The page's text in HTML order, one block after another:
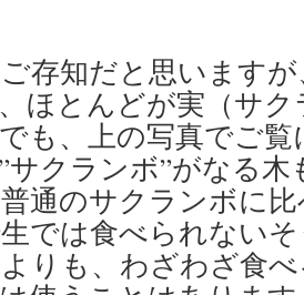
存知だと思います
ほとんどが実（サ
も、上の写真でご
サクランボ”がなる
通のサクランボに
では食べられない
りも、わざわざ食